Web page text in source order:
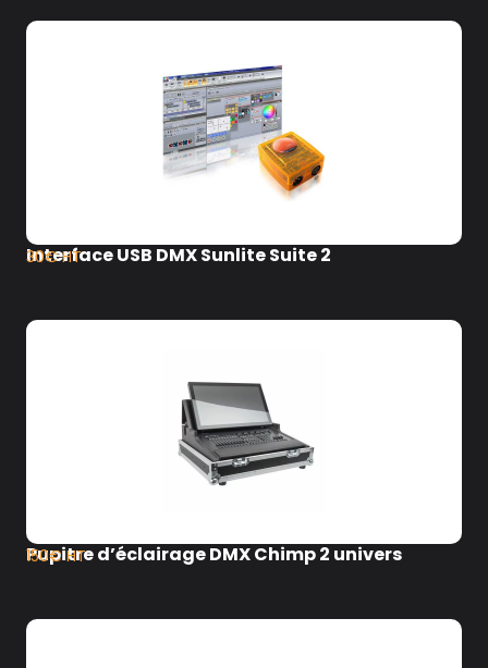
Interface USB DMX Sunlite Suite 2
30€ HT
Pupitre d’éclairage DMX Chimp 2 univers
150€ HT